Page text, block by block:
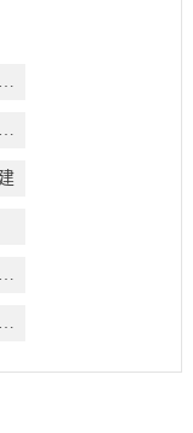
些好处
决方案
构有哪些